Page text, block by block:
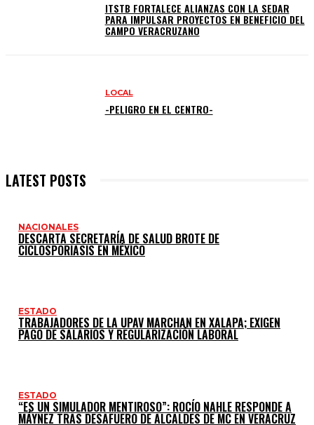
ITSTB FORTALECE ALIANZAS CON LA SEDAR
PARA IMPULSAR PROYECTOS EN BENEFICIO DEL
CAMPO VERACRUZANO
LOCAL
-PELIGRO EN EL CENTRO-
LATEST POSTS
NACIONALES
DESCARTA SECRETARÍA DE SALUD BROTE DE
CICLOSPORIASIS EN MÉXICO
ESTADO
TRABAJADORES DE LA UPAV MARCHAN EN XALAPA; EXIGEN
PAGO DE SALARIOS Y REGULARIZACIÓN LABORAL
ESTADO
“ES UN SIMULADOR MENTIROSO”: ROCÍO NAHLE RESPONDE A
MÁYNEZ TRAS DESAFUERO DE ALCALDES DE MC EN VERACRUZ